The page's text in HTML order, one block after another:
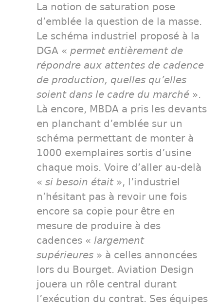
La notion de saturation pose
d’emblée la question de la masse.
Le schéma industriel proposé à la
DGA « permet entièrement de
répondre aux attentes de cadence
de production, quelles qu’elles
soient dans le cadre du marché ».
Là encore, MBDA a pris les devants
en planchant d’emblée sur un
schéma permettant de monter à
1000 exemplaires sortis d’usine
chaque mois. Voire d’aller au-delà
« si besoin était», l’industriel
n’hésitant pas à revoir une fois
encore sa copie pour être en
mesure de produire à des
cadences « largement
supérieures » à celles annoncées
lors du Bourget. Aviation Design
jouera un rôle central durant
l’exécution du contrat. Ses équipes